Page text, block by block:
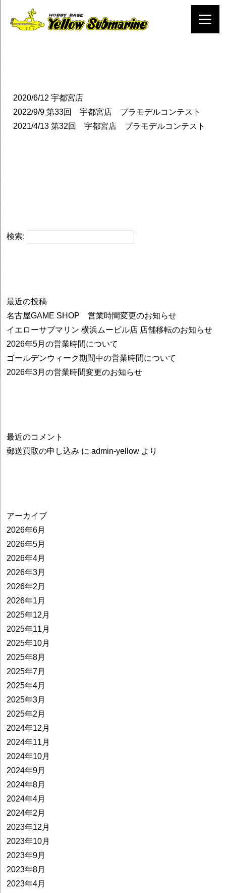
2020/6/12 宇都宮店
2022/9/9 第33回 宇都宮店 プラモデルコンテスト
2021/4/13 第32回 宇都宮店 プラモデルコンテスト
検索:
最近の投稿
名古屋GAME SHOP 営業時間変更のお知らせ
イエローサブマリン 横浜ムービル店 店舗移転のお知らせ
2026年5月の営業時間について
ゴールデンウィーク期間中の営業時間について
2026年3月の営業時間変更のお知らせ
最近のコメント
郵送買取の申し込み にadmin-yellow より
アーカイブ
2026年6月
2026年5月
2026年4月
2026年3月
2026年2月
2026年1月
2025年12月
2025年11月
2025年10月
2025年8月
2025年7月
2025年4月
2025年3月
2025年2月
2024年12月
2024年11月
2024年10月
2024年9月
2024年8月
2024年4月
2024年2月
2023年12月
2023年10月
2023年9月
2023年8月
2023年4月